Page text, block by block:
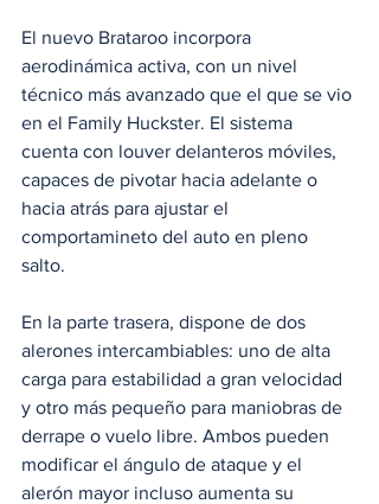
El nuevo Brataroo incorpora
aerodinámica activa, con un nivel
técnico más avanzado que el que se vio
en el Family Huckster. El sistema
cuenta con louver delanteros móviles,
capaces de pivotar hacia adelante o
hacia atrás para ajustar el
comportamineto del auto en pleno
salto.
En la parte trasera, dispone de dos
alerones intercambiables: uno de alta
carga para estabilidad a gran velocidad
y otro más pequeño para maniobras de
derrape o vuelo libre. Ambos pueden
modificar el ángulo de ataque y el
alerón mayor incluso aumenta su